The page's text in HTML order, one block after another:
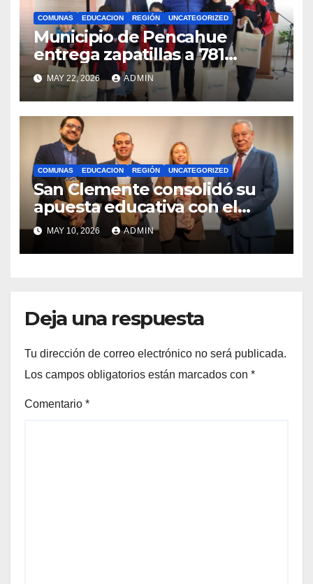
COMUNAS EDUCACION REGIÓN UNCATEGORIZED
Municipio de Pencahue
entrega zapatillas a 781
estudiantes con recursos del
Royalty Minero
MAY 22, 2026 ADMIN
COMUNAS EDUCACION REGIÓN UNCATEGORIZED
San Clemente consolidó su
apuesta educativa con el
lanzamiento del
Preuniversitario Brotes 2026
MAY 10, 2026 ADMIN
Deja una respuesta
Tu dirección de correo electrónico no será publicada.
Los campos obligatorios están marcados con *
Comentario *